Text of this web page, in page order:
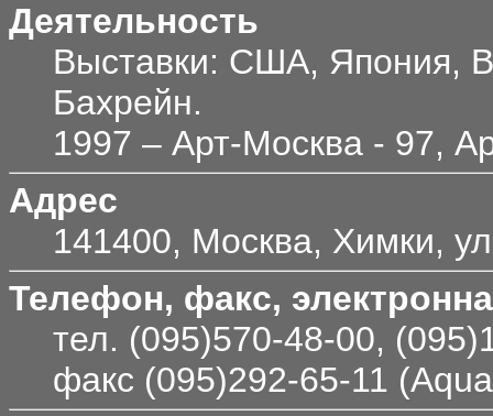
Деятельность
Выставки: США, Япония,
Бахрейн.
1997 – Арт-Москва - 97,
Адрес
141400, Москва, Химки,
Телефон, факс,
тел. (095)570-48-00,
факс (095)292-65-11